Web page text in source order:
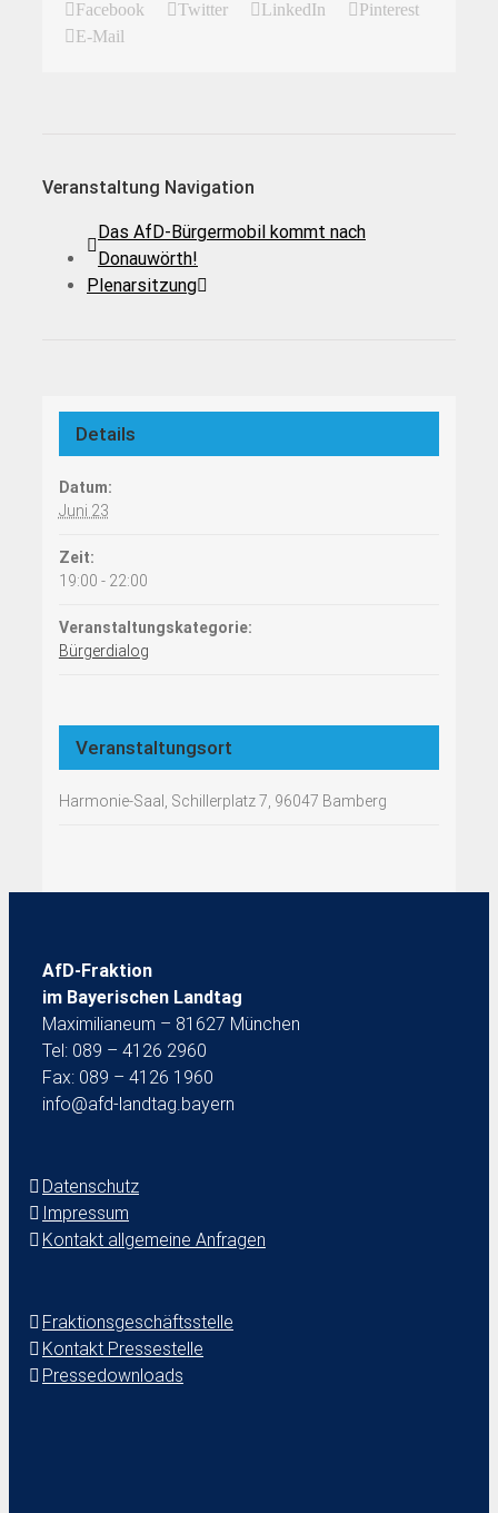
Facebook Twitter LinkedIn
Pinterest
E-Mail
Veranstaltung Navigation
Das AfD-Bürgermobil kommt nach
Donauwörth!
Plenarsitzung
Details
Datum:
Juni 23
Zeit:
19:00 - 22:00
Veranstaltungskategorie:
Bürgerdialog
Veranstaltungsort
Harmonie-Saal, Schillerplatz 7, 96047 Bamberg
AfD-Fraktion
im Bayerischen Landtag
Maximilianeum – 81627 München
Tel: 089 – 4126 2960
Fax: 089 – 4126 1960
info@afd-landtag.bayern
Datenschutz
Impressum
Kontakt allgemeine Anfragen
Fraktionsgeschäftsstelle
Kontakt Pressestelle
Pressedownloads